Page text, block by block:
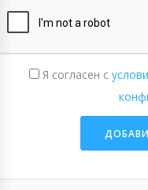
Я согласен с